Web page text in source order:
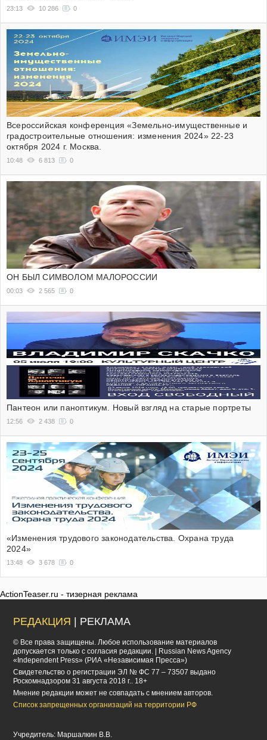
23:13 10 286 0
Всероссийская конференция «Земельно-имущественные и
градостроительные отношения: изменения 2024» 22-23
октября 2024 г. Москва.
10:48 6 813 0
ОН БЫЛ СИМВОЛОМ МАЛОРОССИИ
00:03 2 565 0
Пантеон или паноптикум. Новый взгляд на старые портреты
12:56 2 438 0
«Изменения трудового законодательства. Охрана труда
2024»
13:48 3 678 0
ActionTeaser.ru - тизерная реклама
РЕДАКЦИЯ | РЕКЛАМА
© Все права защищены. Любое использование материалов
допускается только с согласия редакции. | Russian News Agency
«Independent Press» (РИА «Независимая Пресса»)
Cвидетельство о регистрации ЭЛ № ФС 77 – 73507 выдано
Роскомнадзором 31 августа 2018 г.. 18+
Мнение редакции может не совпадать с мнением авторов.
Список запрещенных организаций на территории РФ
Учредитель: Маршалкин В.В.